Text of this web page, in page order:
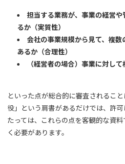
担当する業務が、事業の経営
るか（実質性）
会社の事業規模から見て、複
あるか（合理性）
（経営者の場合）事業に対し
といった点が総合的に審査されるこ
役」という肩書があるだけでは、許
たっては、これらの点を客観的な資
く必要があります。